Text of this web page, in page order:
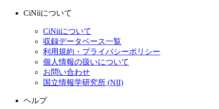
CiNiiについて
CiNiiについて
収録データベース一覧
利用規約・プライバシーポリシー
個人情報の扱いについて
お問い合わせ
国立情報学研究所 (NII)
ヘルプ